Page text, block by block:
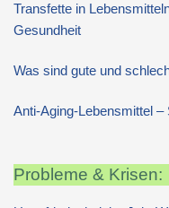
Transfette in
Gesundheit
Was sind gute und
Anti-Aging-Lebensmittel –
Probleme & Krisen: